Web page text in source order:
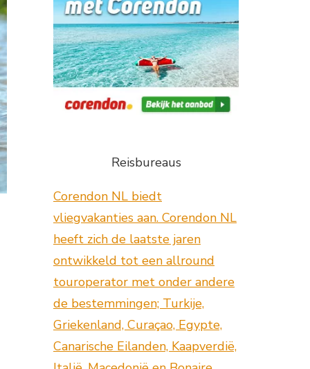
Reisbureaus
Corendon NL biedt
vliegvakanties aan. Corendon NL
heeft zich de laatste jaren
ontwikkeld tot een allround
touroperator met onder andere
de bestemmingen; Turkije,
Griekenland, Curaçao, Egypte,
Canarische Eilanden, Kaapverdië,